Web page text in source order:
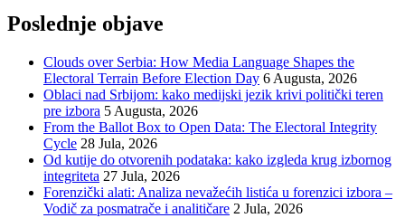
Poslednje objave
Clouds over Serbia: How Media Language Shapes the
Electoral Terrain Before Election Day 6 Augusta, 2026
Oblaci nad Srbijom: kako medijski jezik krivi politički teren
pre izbora 5 Augusta, 2026
From the Ballot Box to Open Data: The Electoral Integrity
Cycle 28 Jula, 2026
Od kutije do otvorenih podataka: kako izgleda krug izbornog
integriteta 27 Jula, 2026
Forenzički alati: Analiza nevažećih listića u forenzici izbora –
Vodič za posmatrače i analitičare 2 Jula, 2026